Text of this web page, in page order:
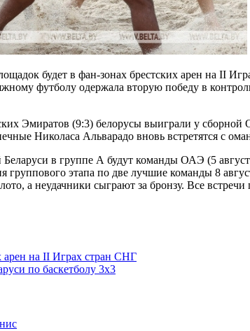
будет в фан-зонах брестских арен на
футболу одержала вторую победу в
Эмиратов (9:3) белорусы выиграли у сборной
Николаса Альварадо вновь встретятся с
в группе А будут команды ОАЭ (5
этапа по две лучшие команды 8
а неудачники сыграют за бронзу. Все
арен на II Играх стран СНГ
по баскетболу 3х3